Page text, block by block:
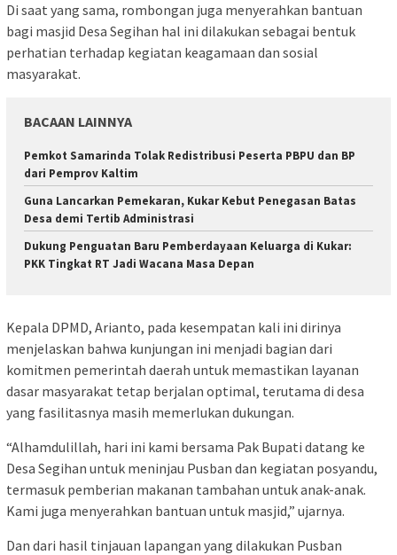
Di saat yang sama, rombongan juga menyerahkan bantuan
bagi masjid Desa Segihan hal ini dilakukan sebagai bentuk
perhatian terhadap kegiatan keagamaan dan sosial
masyarakat.
BACAAN LAINNYA
Pemkot Samarinda Tolak Redistribusi Peserta PBPU dan BP
dari Pemprov Kaltim
Guna Lancarkan Pemekaran, Kukar Kebut Penegasan Batas
Desa demi Tertib Administrasi
Dukung Penguatan Baru Pemberdayaan Keluarga di Kukar:
PKK Tingkat RT Jadi Wacana Masa Depan
Kepala DPMD, Arianto, pada kesempatan kali ini dirinya
menjelaskan bahwa kunjungan ini menjadi bagian dari
komitmen pemerintah daerah untuk memastikan layanan
dasar masyarakat tetap berjalan optimal, terutama di desa
yang fasilitasnya masih memerlukan dukungan.
“Alhamdulillah, hari ini kami bersama Pak Bupati datang ke
Desa Segihan untuk meninjau Pusban dan kegiatan posyandu,
termasuk pemberian makanan tambahan untuk anak-anak.
Kami juga menyerahkan bantuan untuk masjid,” ujarnya.
Dan dari hasil tinjauan lapangan yang dilakukan Pusban